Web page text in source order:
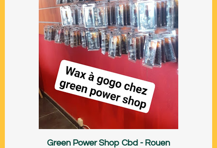
Green Power Shop Cbd - Rouen